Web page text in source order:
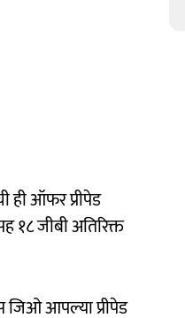
ही ऑफर प्रीपेड
जीबी अतिरिक्त
आपल्या प्रीपेड